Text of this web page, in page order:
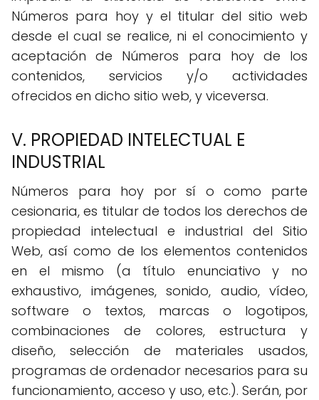
Números para hoy y el titular del sitio web
desde el cual se realice, ni el conocimiento y
aceptación de Números para hoy de los
contenidos, servicios y/o actividades
ofrecidos en dicho sitio web, y viceversa.
V. PROPIEDAD INTELECTUAL E
INDUSTRIAL
Números para hoy por sí o como parte
cesionaria, es titular de todos los derechos de
propiedad intelectual e industrial del Sitio
Web, así como de los elementos contenidos
en el mismo (a título enunciativo y no
exhaustivo, imágenes, sonido, audio, vídeo,
software o textos, marcas o logotipos,
combinaciones de colores, estructura y
diseño, selección de materiales usados,
programas de ordenador necesarios para su
funcionamiento, acceso y uso, etc.). Serán, por